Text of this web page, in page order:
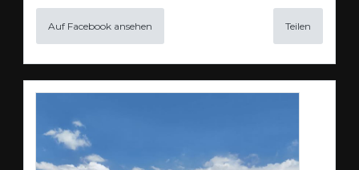
Auf Facebook ansehen Teilen